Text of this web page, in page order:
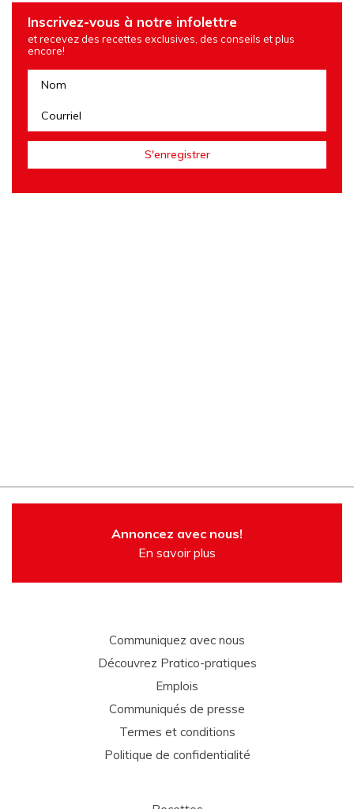
Inscrivez-vous à notre infolettre
et recevez des recettes exclusives, des conseils et plus
encore!
Annoncez avec nous!
En savoir plus
Communiquez avec nous
Découvrez Pratico-pratiques
Emplois
Communiqués de presse
Termes et conditions
Politique de confidentialité